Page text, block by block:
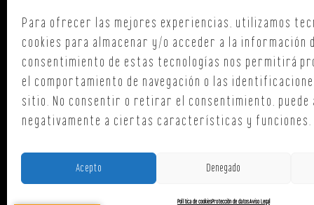
Para ofrecer las mejores experiencias, utilizamos
cookies para almacenar y/o acceder a la información
consentimiento de estas tecnologías nos permitirá
el comportamiento de navegación o las
sitio. No consentir o retirar el consentimiento,
negativamente a ciertas características y funciones.
Acepto Denegado
Política de cookiesProtección de datosAviso Legal
A Coruña
T. +34 654